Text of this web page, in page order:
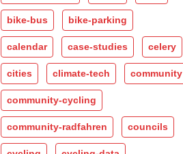
bike-bus bike-parking
calendar case-studies celery
cities climate-tech community
community-cycling
community-radfahren councils